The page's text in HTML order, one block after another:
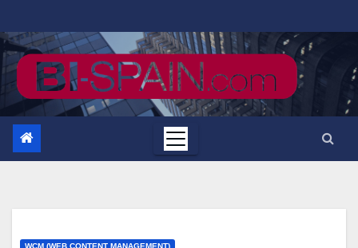
al
contenido
WCM (WEB CONTENT MANAGEMENT)